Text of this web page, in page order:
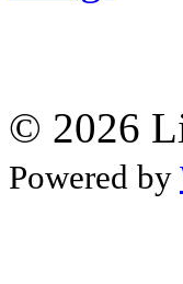
© 2026
Powered by